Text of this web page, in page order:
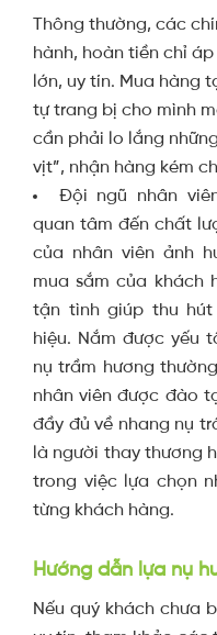
Thông thường, các
hành, hoàn tiền chỉ
lớn, uy tín. Mua hàng
tự trang bị cho mình
cần phải lo lắng
vịt”, nhận hàng kém
Đội ngũ nhân
quan tâm đến chất
của nhân viên ảnh
mua sắm của khách
tận tình giúp thu
hiệu. Nắm được yếu
nụ trầm hương
nhân viên được đào
đầy đủ về nhang nụ
là người thay thương
trong việc lựa chọn
từng khách hàng.
Hướng dẫn lựa nụ
Nếu quý khách chưa